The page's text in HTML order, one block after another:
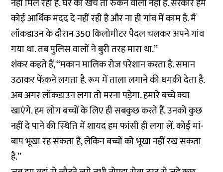
नहीं मिल रहा है. घर का खर्च तो रुकने वाला नहीं है. सरकार हमें
कोई आर्थिक मदद दे नहीं रही है और ना ही गांव में काम है. मैं
लॉकडाउन के दौरान 350 किलोमीटर पैदल चलकर अपने गांव
गया था. तब पुलिस वालों ने बुरी तरह मारा था.’’
शंकर कहते हैं, ‘‘मकान मालिक रोज परेशान करता है. समान
उठाकर फेंकने लगता है. रूम में ताला लगाने की धमकी देता है.
अब अगर लॉकडाउन लगा तो मरना पड़ेगा. हमारे बच्चे क्या
खाएंगे. हम लोग बच्चों के लिए ही सबकुछ करते हैं. उनको कुछ
नहीं दे पाने की स्थिति में शायद हम फांसी ही लगा लें. कोई मां-
बाप भूखा रह सकता है, लेकिन बच्चों को भूखा नहीं रख सकता
है.’’